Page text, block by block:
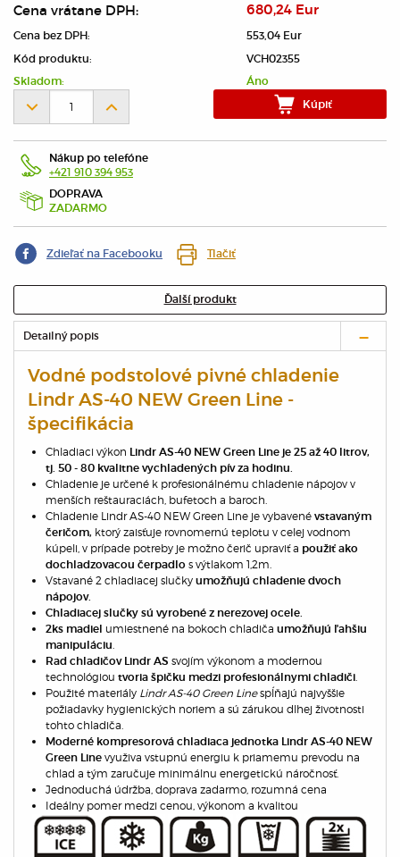
Cena vrátane DPH:
680,24 Eur
Cena bez DPH:
553,04 Eur
Kúpiť
Kód produktu: VCH02355
Skladom: Áno
Nákup po telefóne
+421 910 394 953
DOPRAVA
ZADARMO
Zdieľať na Facebooku Tlačiť
Ďalší produkt
Detailný popis
Vodné podstolové pivné chladenie
Lindr AS-40 NEW Green Line -
špecifikácia
Chladiaci výkon Lindr AS-40 NEW Green Line je 25 až 40 litrov,
tj. 50 - 80 kvalitne vychladených pív za hodinu.
Chladenie je určené k profesionálnému chladenie nápojov v
menších reštauraciách, bufetoch a baroch.
Chladenie Lindr AS-40 NEW Green Line je vybavené vstavaným
čeričom, ktorý zaisťuje rovnomernú teplotu v celej vodnom
kúpeli, v prípade potreby je možno čerič upraviť a použiť ako
dochladzovacou čerpadlo s výtlakom 1,2m.
Vstavané 2 chladiacej slučky umožňujú chladenie dvoch
nápojov.
Chladiacej slučky sú vyrobené z nerezovej ocele.
2ks madiel umiestnené na bokoch chladiča umožňujú ľahšiu
manipuláciu.
Rad chladičov Lindr AS svojím výkonom a modernou
technológiou tvoria špičku medzi profesionálnymi chladiči.
Použité materiály Lindr AS-40 Green Linespĺňajú najvyššie
požiadavky hygienických noriem a sú zárukou dlhej životnosti
tohto chladiča.
Moderné kompresorová chladiaca jednotka Lindr AS-40 NEW
Green Line využiva vstupnú energiu k priamemu prevodu na
chlad a tým zaručuje minimálnu energetickú náročnosť.
Jednoduchá údržba, doprava zadarmo, rozumná cena
Ideálny pomer medzi cenou, výkonom a kvalitou